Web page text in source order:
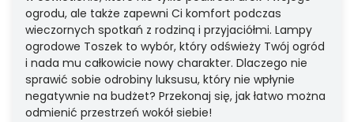
ogrodu, ale także zapewni Ci komfort podczas
wieczornych spotkań z rodziną i przyjaciółmi. Lampy
ogrodowe Toszek to wybór, który odświeży Twój ogród
i nada mu całkowicie nowy charakter. Dlaczego nie
sprawić sobie odrobiny luksusu, który nie wpłynie
negatywnie na budżet? Przekonaj się, jak łatwo można
odmienić przestrzeń wokół siebie!